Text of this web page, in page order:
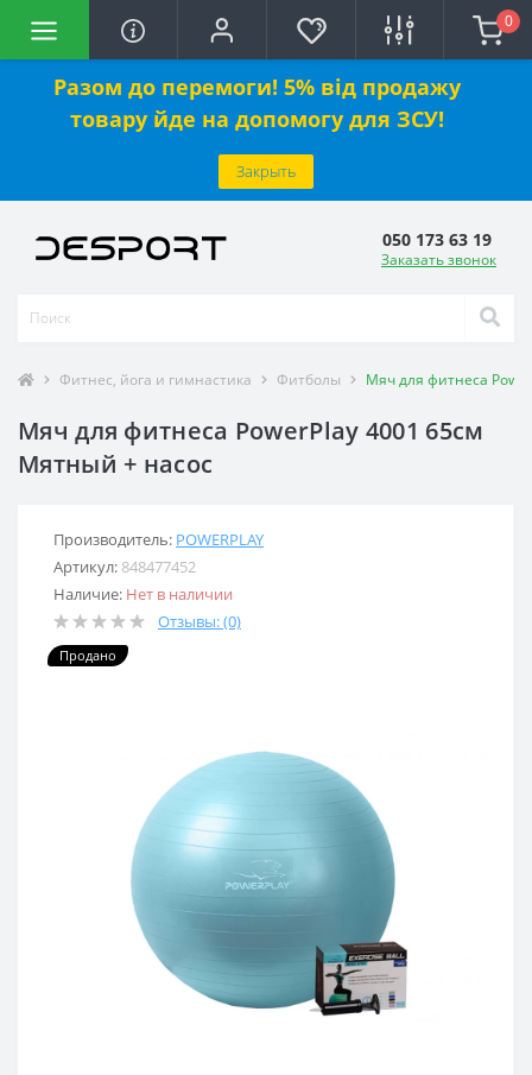
Разом до перемоги! 5% від продажу
товару йде на допомогу для ЗСУ!
Закрыть
0
050 173 63 19
Заказать звонок
Фитнес, йога и гимнастика Фитболы Мяч для фитнеса
Мяч для фитнеса PowerPlay 4001 65см
Мятный + насос
Производитель: POWERPLAY
Артикул: 848477452
Наличие: Нет в наличии
Отзывы: (0)
Продано